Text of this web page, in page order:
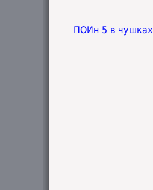
ПОИн 5 в чушках